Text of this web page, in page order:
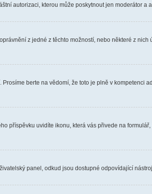
autorizaci, kterou může poskytnout jen moderátor a
z jedné z těchto možností, nebo některé z
berte na vědomí, že toto je plně v kompetenci
příspěvku uvidíte ikonu, která vás přivede na
panel, odkud jsou dostupné odpovídající